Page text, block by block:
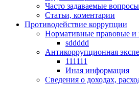
Часто задаваемые вопросы
Статьи, коментарии
Противодействие коррупции
Нормативные правовые и
sddddd
Антикоррупционная
111111
Иная информация
Сведения о доходах,